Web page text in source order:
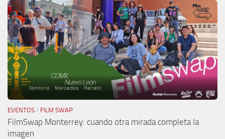
EVENTOS / FILM SWAP
FilmSwap Monterrey: cuando otra mirada completa la
imagen